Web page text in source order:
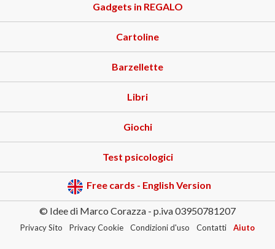
Gadgets in REGALO
Cartoline
Barzellette
Libri
Giochi
Test psicologici
Free cards - English Version
© Idee di Marco Corazza - p.iva 03950781207
Privacy Sito Privacy Cookie Condizioni d'uso Contatti Aiuto